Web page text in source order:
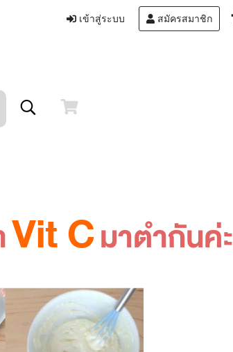
เข้าสู่ระบบ สมัครสมาชิก
Vit Cมาตำกันค่ะ